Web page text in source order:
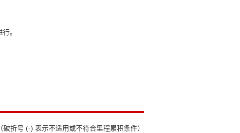
。
（破折号 (-) 表示不适用或不符合里程累积条件）